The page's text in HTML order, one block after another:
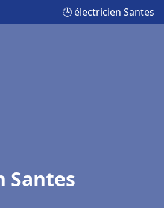
🕒 électricien Santes
Santes